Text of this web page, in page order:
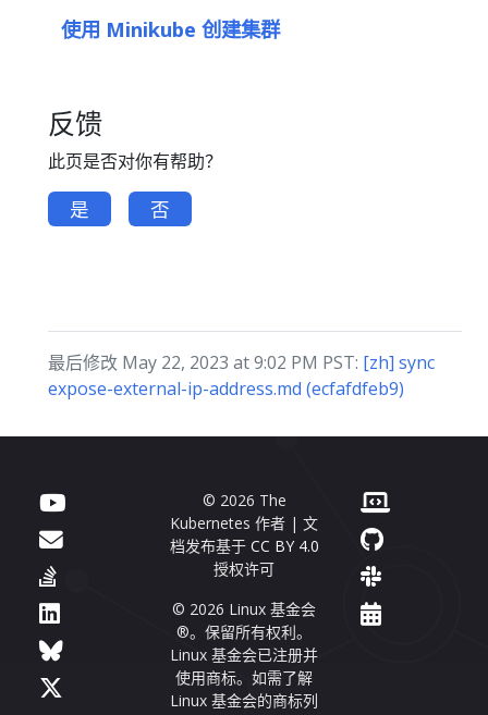
使用 Minikube 创建集群
反馈
此页是否对你有帮助？
是 否
最后修改 May 22, 2023 at 9:02 PM PST: [zh] sync
expose-external-ip-address.md (ecfafdfeb9)
© 2026 The
Kubernetes 作者 | 文
档发布基于 CC BY 4.0
授权许可
© 2026 Linux 基金会
®。保留所有权利。
Linux 基金会已注册并
使用商标。如需了解
Linux 基金会的商标列